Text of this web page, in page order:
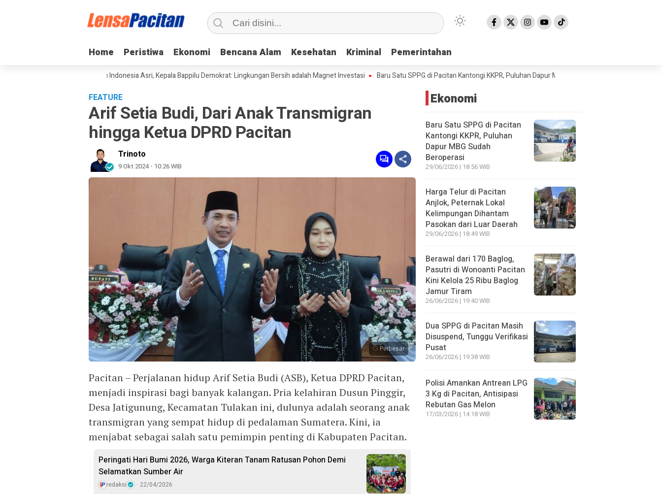
Home Peristiwa Ekonomi Bencana Alam Kesehatan Kriminal Pemerintahan
Home Peristiwa Ekonomi Bencana Alam Kesehatan Kriminal Pemerintahan
Gerakan Langit Biru Indonesia Asri, Kepala Bappilu Demokrat: Lingkungan Bersih adalah Magnet Investasi Baru Satu SPPG di Pacitan Kantongi KKPR, Puluhan Dapur MBG Sudah Beroperasi
FEATURE
Arif Setia Budi, Dari Anak Transmigran
hingga Ketua DPRD Pacitan
Trinoto
9 Okt 2024 - 10:26 WIB
Perbesar
Pacitan – Perjalanan hidup Arif Setia Budi (ASB), Ketua DPRD Pacitan,
menjadi inspirasi bagi banyak kalangan. Pria kelahiran Dusun Pinggir,
Desa Jatigunung, Kecamatan Tulakan ini, dulunya adalah seorang anak
transmigran yang sempat hidup di pedalaman Sumatera. Kini, ia
menjabat sebagai salah satu pemimpin penting di Kabupaten Pacitan.
Peringati Hari Bumi 2026, Warga Kiteran Tanam Ratusan Pohon Demi
Selamatkan Sumber Air
redaksi 22/04/2026
Ekonomi
Baru Satu SPPG di Pacitan
Kantongi KKPR, Puluhan
Dapur MBG Sudah
Beroperasi
29/06/2026 | 18:56 WIB
Harga Telur di Pacitan
Anjlok, Peternak Lokal
Kelimpungan Dihantam
Pasokan dari Luar Daerah
29/06/2026 | 18:49 WIB
Berawal dari 170 Baglog,
Pasutri di Wonoanti Pacitan
Kini Kelola 25 Ribu Baglog
Jamur Tiram
26/06/2026 | 19:40 WIB
Dua SPPG di Pacitan Masih
Disuspend, Tunggu Verifikasi
Pusat
26/06/2026 | 19:38 WIB
Polisi Amankan Antrean LPG
3 Kg di Pacitan, Antisipasi
Rebutan Gas Melon
17/03/2026 | 14:18 WIB